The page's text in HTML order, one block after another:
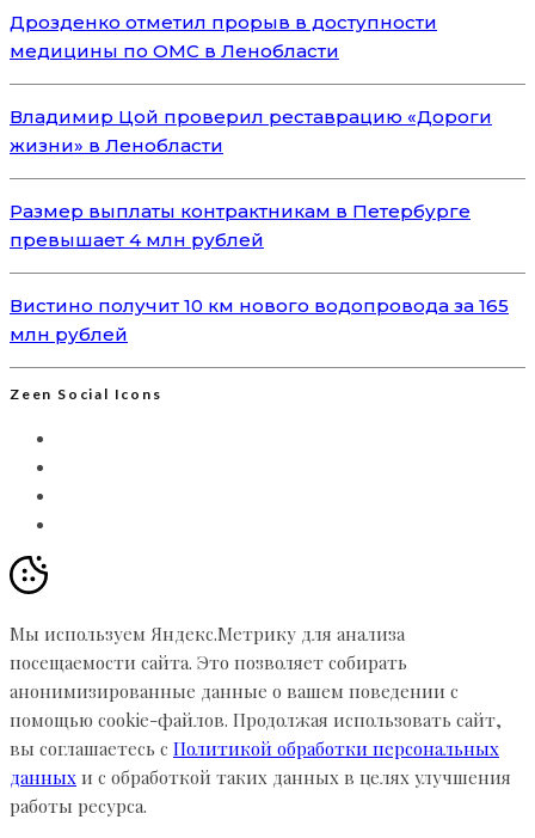
Дрозденко отметил прорыв в доступности
медицины по ОМС в Ленобласти
Владимир Цой проверил реставрацию «Дороги
жизни» в Ленобласти
Размер выплаты контрактникам в Петербурге
превышает 4 млн рублей
Вистино получит 10 км нового водопровода за 165
млн рублей
Zeen Social Icons
Мы используем Яндекс.Метрику для анализа
посещаемости сайта. Это позволяет собирать
анонимизированные данные о вашем поведении с
помощью cookie-файлов. Продолжая использовать сайт,
вы соглашаетесь с Политикой обработки персональных
данных и с обработкой таких данных в целях улучшения
работы ресурса.